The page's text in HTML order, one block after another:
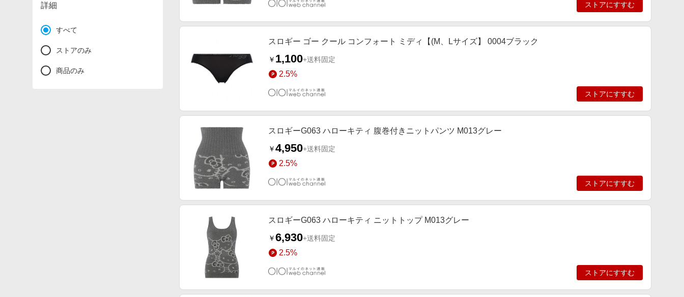
詳細
すべて
ストアのみ
商品のみ
ストアにすすむ
スロギー ゴー クール コンフォート ミディ【(M、Lサイズ】 0004ブラック
￥ 1,100+送料固定
2.5%
ストアにすすむ
スロギーG063 ハローキティ 腹巻付きニットパンツ M013グレー
￥4,950+送料固定
2.5%
ストアにすすむ
スロギーG063 ハローキティ ニットトップ M013グレー
￥6,930+送料固定
2.5%
ストアにすすむ